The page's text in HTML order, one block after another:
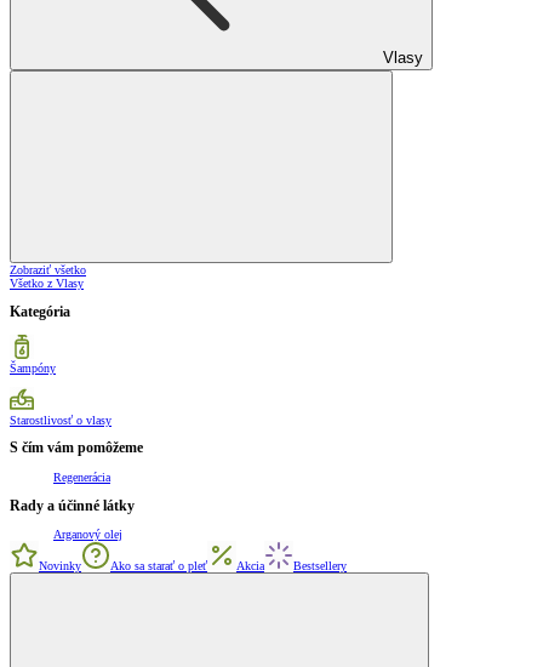
Vlasy
Zobraziť všetko
Všetko z Vlasy
Kategória
Šampóny
Starostlivosť o vlasy
S čím vám pomôžeme
Regenerácia
Rady a účinné látky
Arganový olej
Novinky Ako sa starať o pleť Akcia Bestsellery